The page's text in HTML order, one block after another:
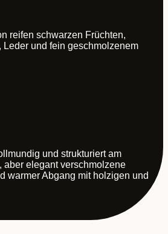
reifen schwarzen Früchten,
Leder und fein geschmolzenem
und strukturiert am
aber elegant verschmolzene
warmer Abgang mit holzigen und